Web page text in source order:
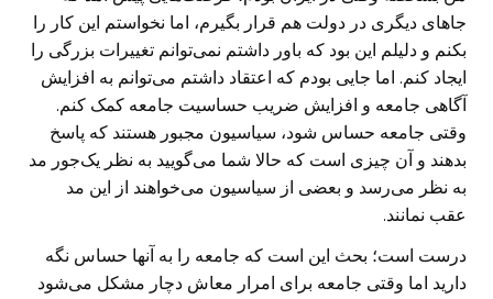
جاهای دیگری در دولت هم قرار بگیرم، اما نخواستم این کار را
بکنم و دلیلم این بود که باور داشتم نمی‌توانم تغییرات بزرگی را
ایجاد کنم. اما جایی بودم که اعتقاد داشتم می‌توانم به افزایش
آگاهی جامعه و افزایش ضریب حساسیت جامعه کمک کنم.
وقتی جامعه حساس شود، سیاسیون مجبور هستند که پاسخ
بدهند و آن چیزی است که حالا شما می‌گویید به نظر یک‌جور مد
به نظر می‌رسد و بعضی از سیاسیون می‌خواهند از این مد
عقب نمانند.
درست است؛ بحث این است که جامعه را به آنها حساس نگه
دارید اما وقتی جامعه برای امرار معاش دچار مشکل می‌شود